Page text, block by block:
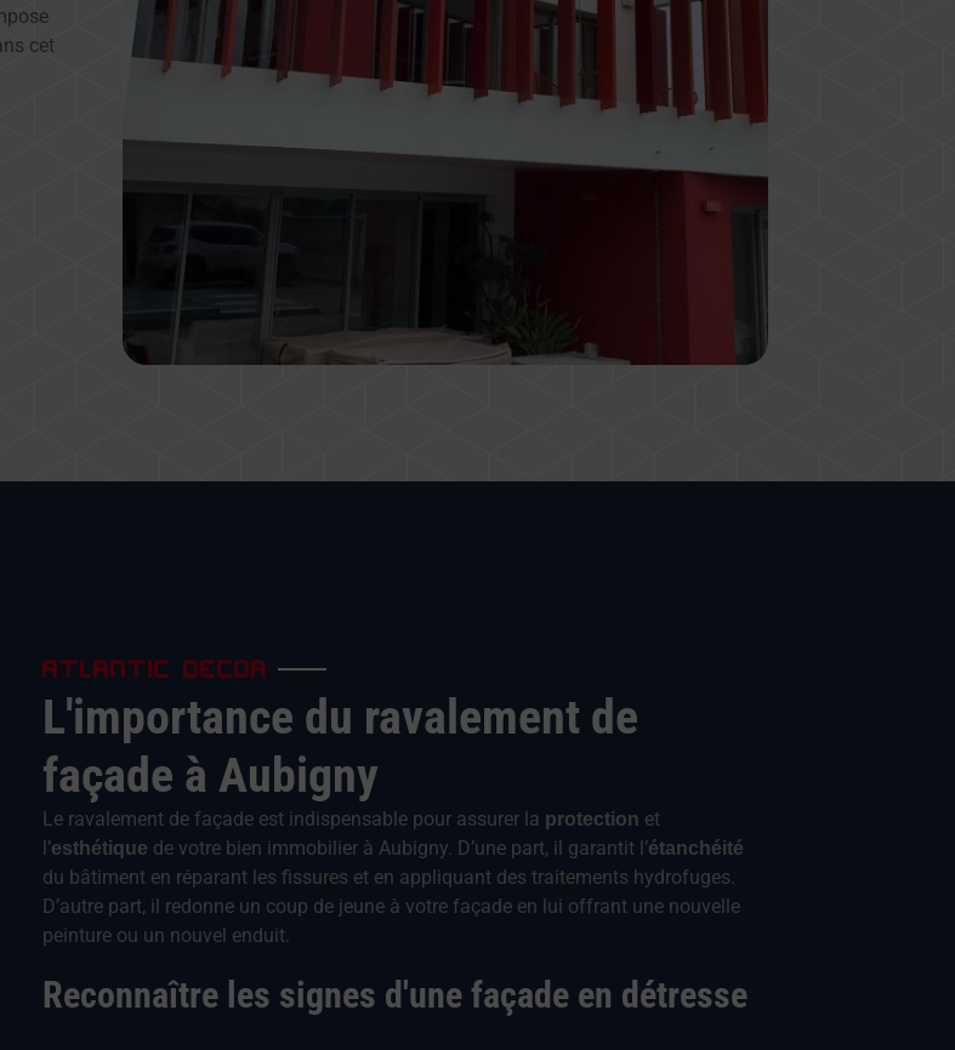
cet
ATLANTIC DECOR
L'importance du ravalement de
façade à Aubigny
Le ravalement de façade est indispensable pour assurer la protection et
l’esthétique de votre bien immobilier à Aubigny. D’une part, il garantit l’étanchéité
du bâtiment en réparant les fissures et en appliquant des traitements hydrofuges.
D’autre part, il redonne un coup de jeune à votre façade en lui offrant une nouvelle
peinture ou un nouvel enduit.
Reconnaître les signes d'une façade en détresse